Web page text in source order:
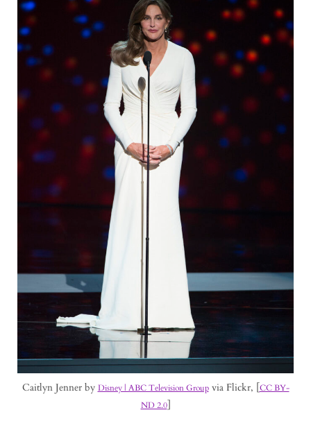
Caitlyn Jenner by Disney | ABC Television Groupvia Flickr, [CC BY-
ND 2.0]